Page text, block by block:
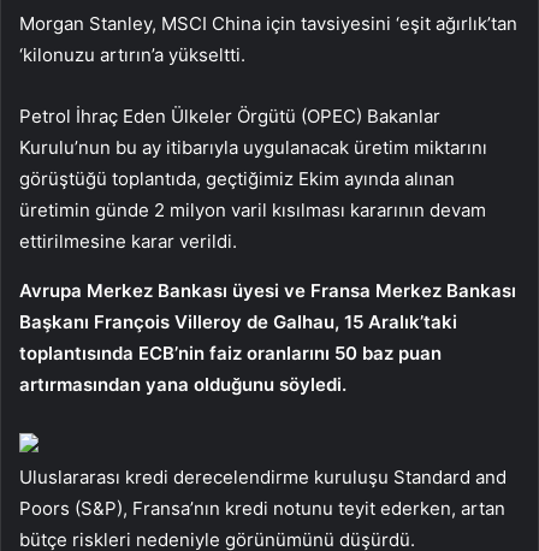
Morgan Stanley, MSCI China için tavsiyesini ‘eşit ağırlık’tan
‘kilonuzu artırın’a yükseltti.
Petrol İhraç Eden Ülkeler Örgütü (OPEC) Bakanlar
Kurulu’nun bu ay itibarıyla uygulanacak üretim miktarını
görüştüğü toplantıda, geçtiğimiz Ekim ayında alınan
üretimin günde 2 milyon varil kısılması kararının devam
ettirilmesine karar verildi.
Avrupa Merkez Bankası üyesi ve Fransa Merkez Bankası
Başkanı François Villeroy de Galhau, 15 Aralık’taki
toplantısında ECB’nin faiz oranlarını 50 baz puan
artırmasından yana olduğunu söyledi.
Uluslararası kredi derecelendirme kuruluşu Standard and
Poors (S&P), Fransa’nın kredi notunu teyit ederken, artan
bütçe riskleri nedeniyle görünümünü düşürdü.